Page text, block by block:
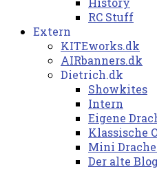
RC Stuff
Extern
KITEworks.dk
AIRbanners.dk
Dietrich.dk
Showkites
Intern
Eigene
Klassische
Mini
Der alte